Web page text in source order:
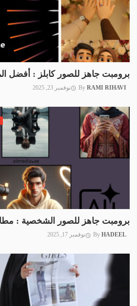
برومبت جاهز للصور كابلز : أفضل
By RAMI RIHAVI نوفمبر 23, 2025
برومبت جاهز للصور الشخصية :
By HADEEL نوفمبر 17, 2025